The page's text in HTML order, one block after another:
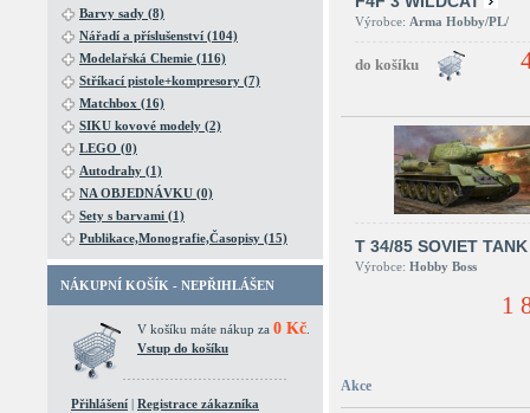
Barvy sady (8)
Nářadí a příslušenství (104)
Modelařská Chemie (116)
Stříkací pistole+kompresory (7)
Matchbox (16)
SIKU kovové modely (2)
LEGO (0)
Autodrahy (1)
NA OBJEDNÁVKU (0)
Sety s barvami (1)
Publikace,Monografie,Časopisy (15)
NÁKUPNÍ KOŠÍK - NEPŘIHLÁŠEN
V košíku máte nákup za 0 Kč
Vstup do košíku
Přihlášení | Registrace zákazníka
Výrobce: Arma Hobby/PL/
T 34/85 SOVIET TANK
Výrobce: Hobby Boss
1
Akce